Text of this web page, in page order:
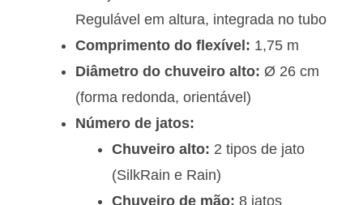
Regulável em altura, integrada no tubo
Comprimento do flexível: 1,75 m
Diâmetro do chuveiro alto: Ø 26 cm
(forma redonda, orientável)
Número de jatos:
Chuveiro alto: 2 tipos de jato
(SilkRain e Rain)
Chuveiro de mão: 8 jatos